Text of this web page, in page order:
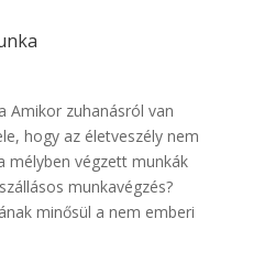
Amikor zuhanásról van
hogy az életveszély nem
mélyben végzett munkák
munkavégzés?
minősül a nem emberi